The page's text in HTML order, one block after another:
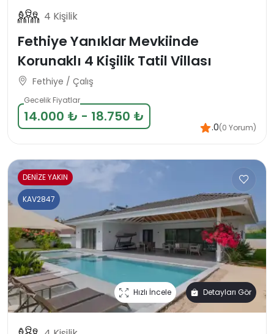
4 Kişilik
Fethiye Yanıklar Mevkiinde
Korunaklı 4 Kişilik Tatil Villası
Fethiye / Çalış
Gecelik Fiyatlar
14.000 ₺ - 18.750 ₺
.0(0 Yorum)
DENİZE YAKIN
Hızlı İncele Detayları Gör
KAV2847